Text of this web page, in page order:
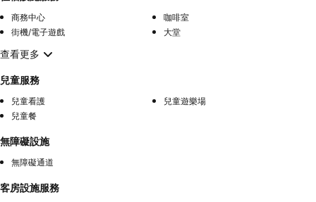
商務中心
咖啡室
街機/電子遊戲
大堂
查看更多
兒童服務
兒童看護
兒童遊樂場
兒童餐
無障礙設施
無障礙通道
客房設施服務